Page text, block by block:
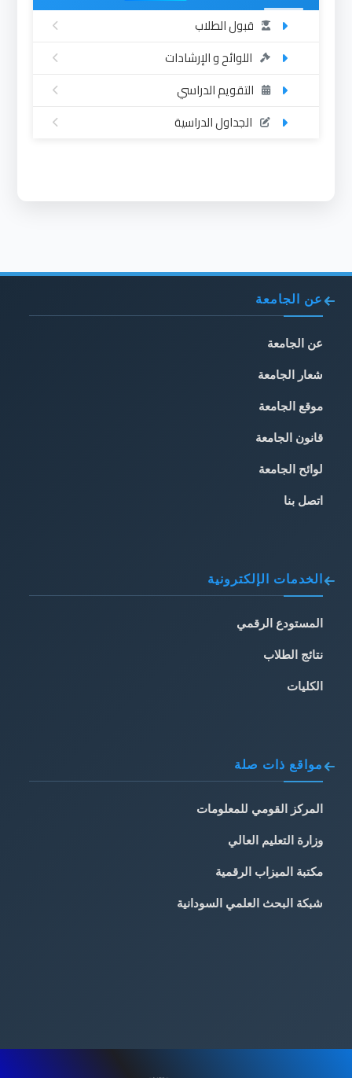
قبول الطلاب
اللوائح و الإرشادات
التقويم الدراسي
الجداول الدراسية
عن الجامعة
عن الجامعة
شعار الجامعة
موقع الجامعة
قانون الجامعة
لوائح الجامعة
اتصل بنا
الخدمات الإلكترونية
المستودع الرقمي
نتائج الطلاب
الكليات
مواقع ذات صلة
المركز القومي للمعلومات
وزارة التعليم العالي
مكتبة الميزاب الرقمية
شبكة البحث العلمي السودانية